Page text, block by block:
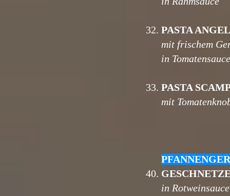
32.
33.
40.
PASTA
mit frischem
in Tomatensauce
PASTA
mit
in